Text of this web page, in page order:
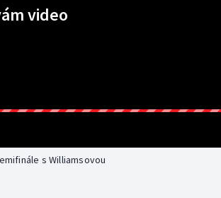
video
s Williamsovou